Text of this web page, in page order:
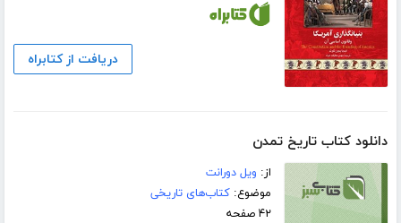
دریافت از کتابراه
دانلود کتاب تاریخ تمدن
از: ویل دورانت
موضوع:کتاب‌های تاریخی
۴۲ صفحه